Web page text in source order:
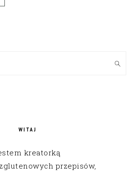
WITAJ
kreatorką
przepisów,